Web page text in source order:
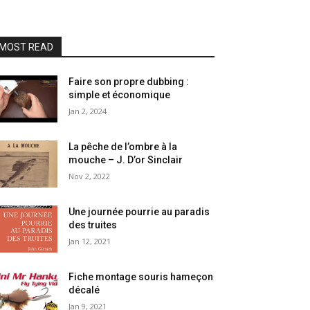
MOST READ
Faire son propre dubbing :
simple et économique
Jan 2, 2024
La pêche de l’ombre à la
mouche – J. D’or Sinclair
Nov 2, 2022
Une journée pourrie au paradis
des truites
Jan 12, 2021
Fiche montage souris hameçon
décalé
Jan 9, 2021